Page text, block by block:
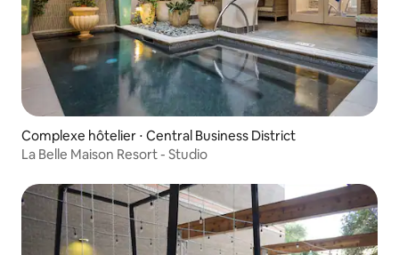
Complexe hôtelier ⋅ Central Business District
La Belle Maison Resort - Studio